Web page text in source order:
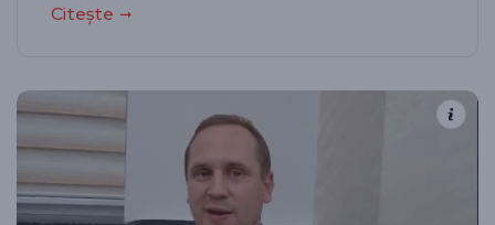
Citește